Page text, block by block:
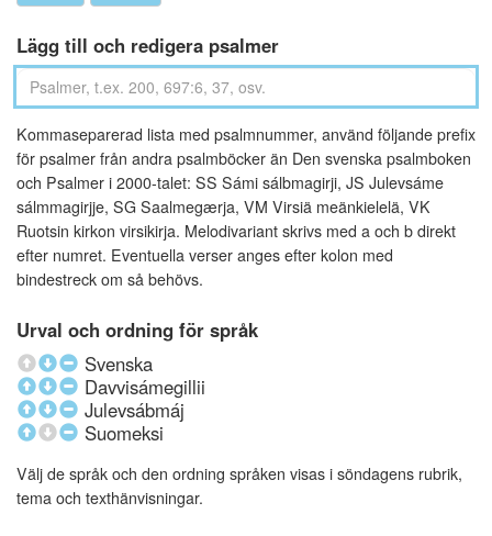
Lägg till och redigera psalmer
Kommaseparerad lista med psalmnummer, använd följande prefix
för psalmer från andra psalmböcker än Den svenska psalmboken
och Psalmer i 2000-talet: SS Sámi sálbmagirji, JS Julevsáme
sálmmagirjje, SG Saalmegærja, VM Virsiä meänkielelä, VK
Ruotsin kirkon virsikirja. Melodivariant skrivs med a och b direkt
efter numret. Eventuella verser anges efter kolon med
bindestreck om så behövs.
Urval och ordning för språk
Svenska
Davvisámegillii
Julevsábmáj
Suomeksi
Välj de språk och den ordning språken visas i söndagens rubrik,
tema och texthänvisningar.